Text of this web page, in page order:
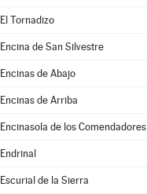
El Tornadizo
Encina de San Silvestre
Encinas de Abajo
Encinas de Arriba
Encinasola de los Comendadores
Endrinal
Escurial de la Sierra